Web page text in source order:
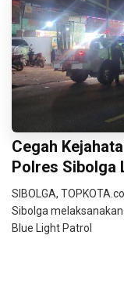
Cegah
Polres Sibolga
SIBOLGA,
Sibolga
Blue Light Patrol